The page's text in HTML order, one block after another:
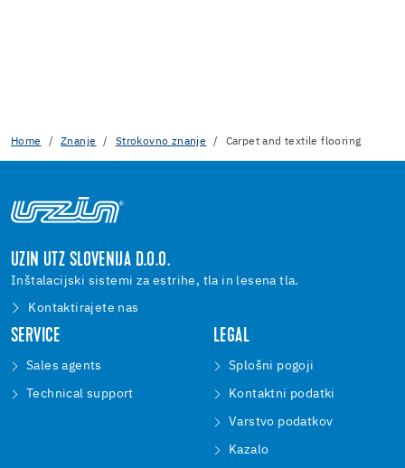
Home Znanje Strokovno znanje Carpet and textile flooring
UZIN UTZ SLOVENIJA D.O.O.
Inštalacijski sistemi za estrihe, tla in lesena tla.
Kontaktirajete nas
SERVICE
Sales agents
Technical support
LEGAL
Splošni pogoji
Kontaktni podatki
Varstvo podatkov
Kazalo